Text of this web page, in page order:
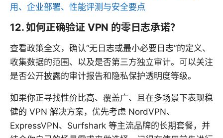
用、企业部署、性能评测与安全要点
12. 如何正确验证 VPN 的零日志承诺？
查看政策全文，确认“无日志或最小必要日志”的定义、
收集数据的范围、以及是否第三方独立审计。可以关注
是否公开披露的审计报告和隐私保护透明度等级。
如果你正寻找性价比高、覆盖广、且在多场景下表现稳
健的 VPN 解决方案，优先考虑 NordVPN、
ExpressVPN、Surfshark 等主流品牌的长期套餐，并